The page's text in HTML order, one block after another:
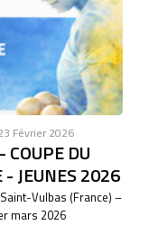
Février 2026
DU
JEUNES 2026
Vulbas (France) –
mars 2026